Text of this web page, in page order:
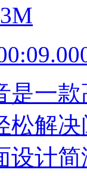
是一
松解
设计